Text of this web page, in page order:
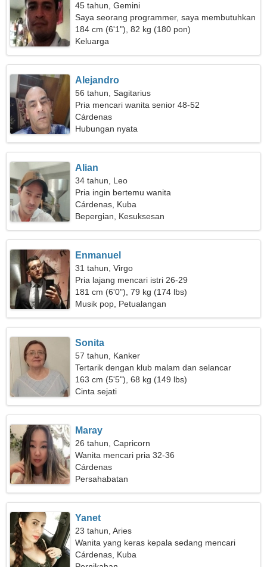
45 tahun, Gemini
Saya seorang programmer, saya membutuhkan
seorang wanita romantis
184 cm (6'1"), 82 kg (180 pon)
Keluarga
Alejandro
56 tahun, Sagitarius
Pria mencari wanita senior 48-52
Cárdenas
Hubungan nyata
Alian
34 tahun, Leo
Pria ingin bertemu wanita
Cárdenas, Kuba
Bepergian, Kesuksesan
Enmanuel
31 tahun, Virgo
Pria lajang mencari istri 26-29
181 cm (6'0"), 79 kg (174 lbs)
Musik pop, Petualangan
Sonita
57 tahun, Kanker
Tertarik dengan klub malam dan selancar
163 cm (5'5"), 68 kg (149 lbs)
Cinta sejati
Maray
26 tahun, Capricorn
Wanita mencari pria 32-36
Cárdenas
Persahabatan
Yanet
23 tahun, Aries
Wanita yang keras kepala sedang mencari
pasangan
Cárdenas, Kuba